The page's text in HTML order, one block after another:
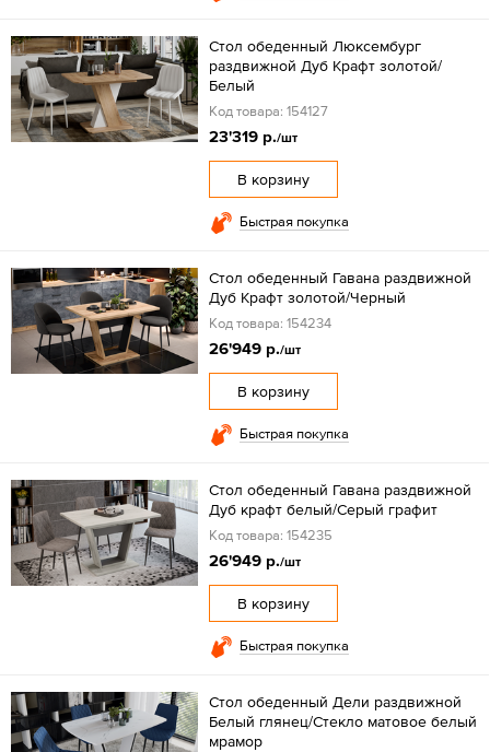
Стол обеденный Люксембург
раздвижной Дуб Крафт золотой/
Белый
Код товара: 154127
23'319 р./шт
В корзину
Быстрая покупка
Стол обеденный Гавана раздвижной
Дуб Крафт золотой/Черный
Код товара: 154234
26'949 р./шт
В корзину
Быстрая покупка
Стол обеденный Гавана раздвижной
Дуб крафт белый/Серый графит
Код товара: 154235
26'949 р./шт
В корзину
Быстрая покупка
Стол обеденный Дели раздвижной
Белый глянец/Стекло матовое белый
мрамор